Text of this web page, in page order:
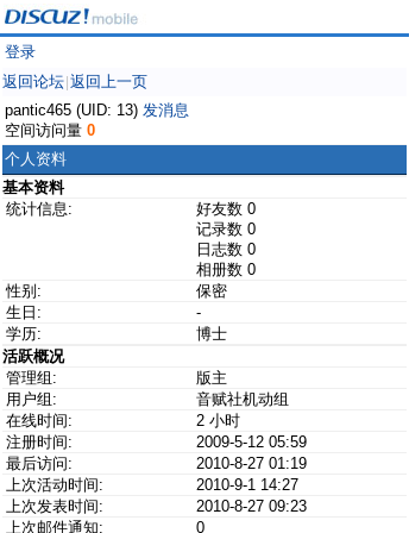
登录
返回论坛 返回上一页
pantic465 (UID: 13) 发消息
空间访问量 0
个人资料
基本资料
统计信息:
好友数 0
记录数 0
日志数 0
相册数 0
性别:
保密
生日:
-
学历:
博士
活跃概况
管理组:
版主
用户组:
音赋社机动组
在线时间:
2 小时
注册时间:
2009-5-12 05:59
最后访问:
2010-8-27 01:19
上次活动时间:
2010-9-1 14:27
上次发表时间:
2010-8-27 09:23
上次邮件通知:
0